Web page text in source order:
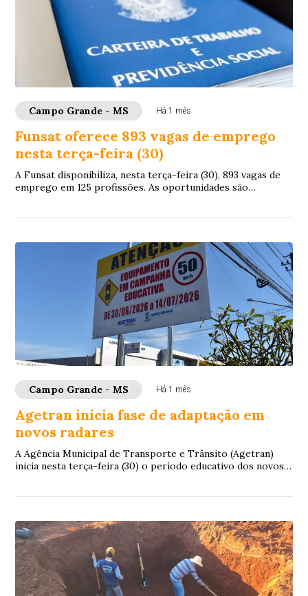
Campo Grande - MS Há 1 mês
Funsat oferece 893 vagas de emprego
nesta terça-feira (30)
A Funsat disponibiliza, nesta terça-feira (30), 893 vagas de
emprego em 125 profissões. As oportunidades são
Campo Grande - MS Há 1 mês
Agetran inicia fase de adaptação em
novos radares
A Agência Municipal de Transporte e Trânsito (Agetran)
inicia nesta terça-feira (30) o período educativo dos novos